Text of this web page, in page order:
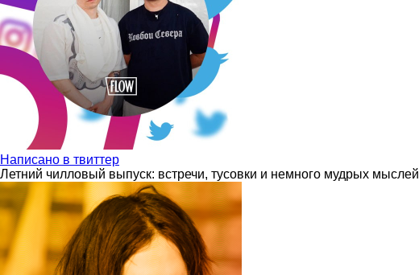
Написано в твиттер
Летний чилловый выпуск: встречи, тусовки и немного мудрых мыслей